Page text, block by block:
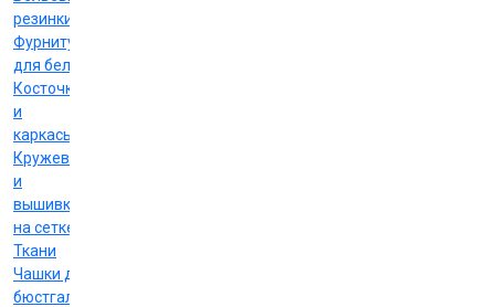
резинки
Фурнитура
для белья
Косточки
и
каркасы
Кружево
и
вышивка
на сетке
Ткани
Чашки для
бюстгальтеров